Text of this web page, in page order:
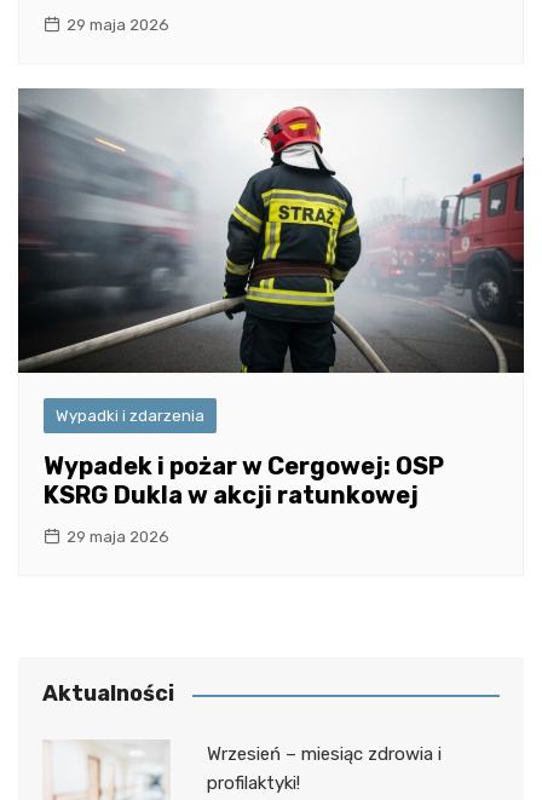
29 maja 2026
Wypadki i zdarzenia
Wypadek i pożar w Cergowej: OSP
KSRG Dukla w akcji ratunkowej
29 maja 2026
Aktualności
Wrzesień – miesiąc zdrowia i
profilaktyki!